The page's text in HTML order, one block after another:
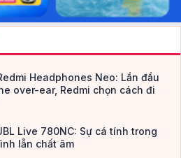
Headphones Neo: Lần đầu
over-ear, Redmi chọn cách đi
Live 780NC: Sự cá tính trong
lẫn chất âm